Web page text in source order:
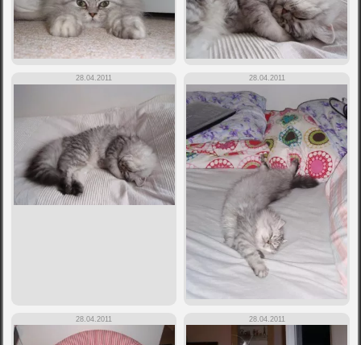
28.04.2011 28.04.2011
28.04.2011 28.04.2011